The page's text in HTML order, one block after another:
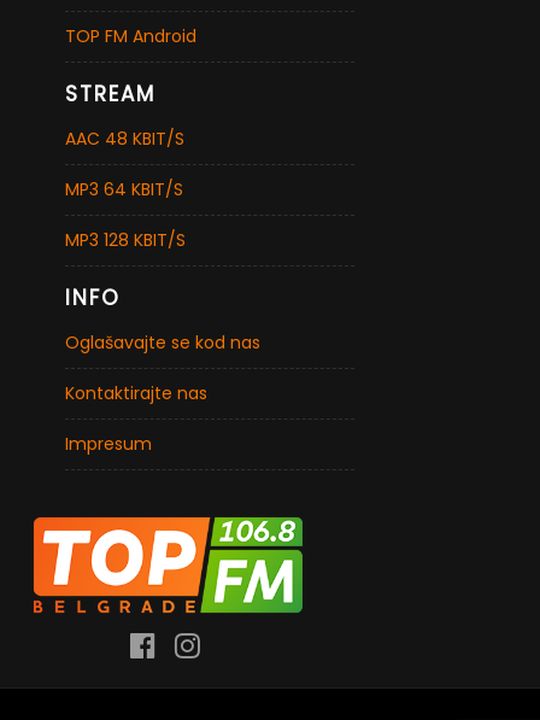
TOP FM Android
STREAM
AAC 48 KBIT/S
MP3 64 KBIT/S
MP3 128 KBIT/S
INFO
Oglašavajte se kod nas
Kontaktirajte nas
Impresum